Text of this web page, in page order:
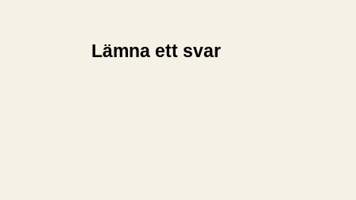
Lämna ett svar